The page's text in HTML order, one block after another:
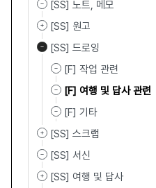
[SS] 노트, 메모
[SS] 원고
[SS] 드로잉
[F] 작업 관련
[F] 여행 및 답사 관련
[F] 기타
[SS] 스크랩
[SS] 서신
[SS] 여행 및 답사